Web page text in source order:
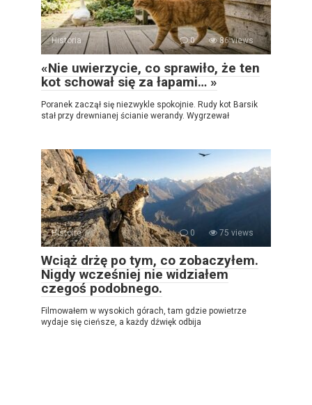
Historia 0 86 views
«Nie uwierzycie, co sprawiło, że ten
kot schował się za łapami… »
Poranek zaczął się niezwykle spokojnie. Rudy kot Barsik
stał przy drewnianej ścianie werandy. Wygrzewał
Histoire 0 75 views
Wciąż drżę po tym, co zobaczyłem.
Nigdy wcześniej nie widziałem
czegoś podobnego.
Filmowałem w wysokich górach, tam gdzie powietrze
wydaje się cieńsze, a każdy dźwięk odbija